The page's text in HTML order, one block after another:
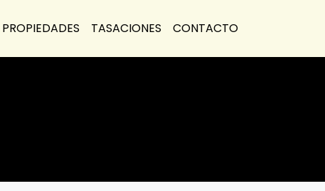
PROPIEDADES TASACIONES CONTACTO